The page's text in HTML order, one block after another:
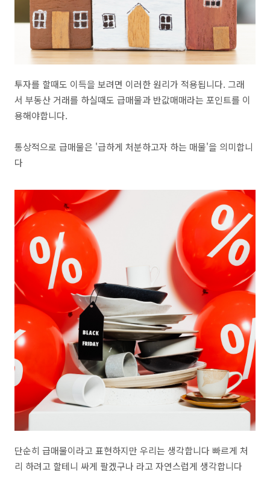
투자를 할때도 이득을 보려면 이러한 원리가 적용됩니다. 그래
서 부동산 거래를 하실때도 급매물과 반값매매라는 포인트를 이
용해야합니다.
통상적으로 급매물은 '급하게 처분하고자 하는 매물'을 의미합니
다
단순히 급매물이라고 표현하지만 우리는 생각합니다 빠르게 처
리 하려고 할테니 싸게 팔겠구나 라고 자연스럽게 생각합니다